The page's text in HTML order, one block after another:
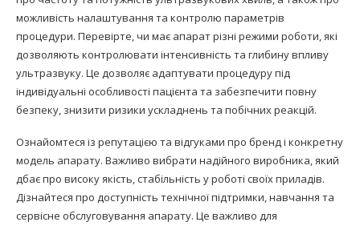
можливість налаштування та контролю параметрів
процедури. Перевірте, чи має апарат різні режими роботи, які
дозволяють контролювати інтенсивність та глибину впливу
ультразвуку. Це дозволяє адаптувати процедуру під
індивідуальні особливості пацієнта та забезпечити повну
безпеку, знизити ризики ускладнень та побічних реакцій.
Ознайомтеся із репутацією та відгуками про бренд і конкретну
модель апарату. Важливо вибрати надійного виробника, який
дбає про високу якість, стабільність у роботі своїх приладів.
Дізнайтеся про доступність технічної підтримки, навчання та
сервісне обслуговування апарату. Це важливо для